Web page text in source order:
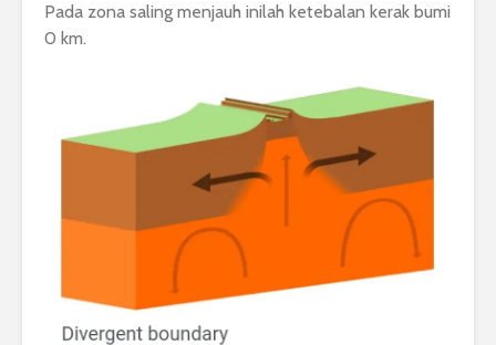
Pada zona saling menjauh inilah ketebalan kerak bumi
0 km.